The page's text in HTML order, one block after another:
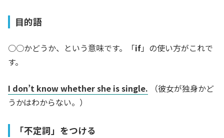
目的語
○○かどうか、という意味です。「if」の使い方がこれで
す。
I don’t know whether she is single. （彼女が独身かど
うかはわからない。）
「不定詞」をつける